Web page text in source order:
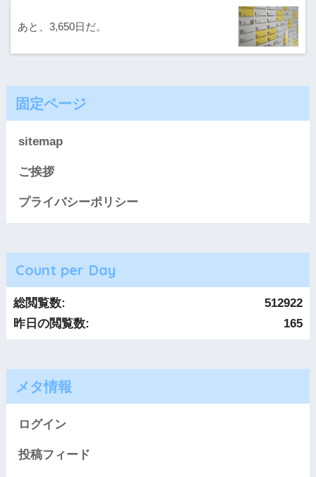
あと、3,650日だ。
固定ページ
sitemap
ご挨拶
プライバシーポリシー
Count per Day
512922
総閲覧数:
165
昨日の閲覧数:
メタ情報
ログイン
投稿フィード